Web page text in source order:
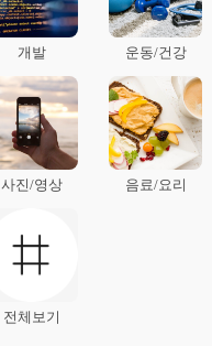
개발 운동/건강
사진/영상 음료/요리
전체보기